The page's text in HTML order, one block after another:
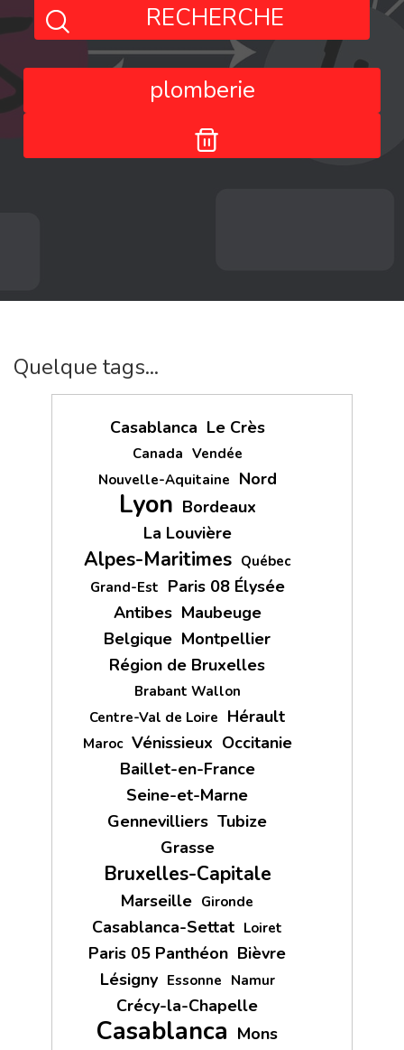
RECHERCHE
plomberie
Quelque tags...
Casablanca Le Crès
Canada Vendée
Nouvelle-Aquitaine Nord
Lyon Bordeaux
La Louvière
Alpes-Maritimes Québec
Grand-Est Paris 08 Élysée
Antibes Maubeuge
Belgique Montpellier
Région de Bruxelles
Brabant Wallon
Centre-Val de Loire Hérault
Maroc Vénissieux Occitanie
Baillet-en-France
Seine-et-Marne
Gennevilliers Tubize
Grasse
Bruxelles-Capitale
Marseille Gironde
Casablanca-Settat Loiret
Paris 05 Panthéon Bièvre
Lésigny Essonne Namur
Crécy-la-Chapelle
Casablanca Mons